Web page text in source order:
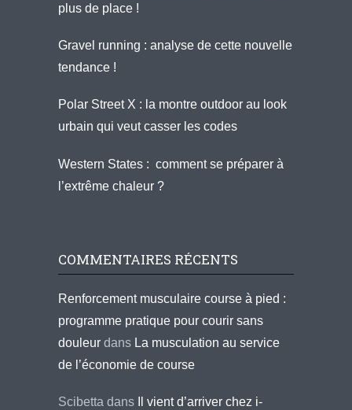
plus de place !
Gravel running : analyse de cette nouvelle
tendance !
Polar Street X : la montre outdoor au look
urbain qui veut casser les codes
Western States : comment se préparer à
l’extrême chaleur ?
COMMENTAIRES RÉCENTS
Renforcement musculaire course à pied :
programme pratique pour courir sans
douleur dans La musculation au service
de l’économie de course
Scibetta dans
Il vient d’arriver chez i-